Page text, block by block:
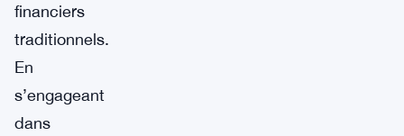
financiers
traditionnels.
En
s’engageant
dans